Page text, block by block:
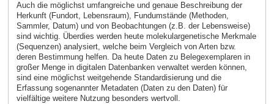
Auch die möglichst umfangreiche und genaue Beschreibung der
Herkunft (Fundort, Lebensraum), Fundumstände (Methoden,
Sammler, Datum) und von Beobachtungen (z.B. der Lebensweise)
sind wichtig. Überdies werden heute molekulargenetische Merkmale
(Sequenzen) analysiert, welche beim Vergleich von Arten bzw.
deren Bestimmung helfen. Da heute Daten zu Belegexemplaren in
großer Menge in digitalen Datenbanken verwaltet werden können,
sind eine möglichst weitgehende Standardisierung und die
Erfassung sogenannter Metadaten (Daten zu den Daten) für
vielfältige weitere Nutzung besonders wertvoll.